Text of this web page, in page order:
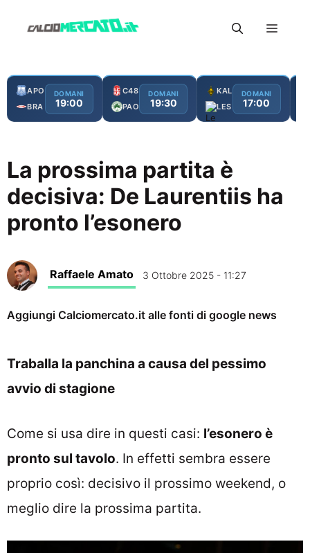
Menu
APO
BRA
DOMANI
19:00
C48
PAO
DOMANI
19:30
KAL
LES
DOMANI
17:00
La prossima partita è
decisiva: De Laurentiis ha
pronto l’esonero
Raffaele Amato 3 Ottobre 2025 - 11:27
Aggiungi Calciomercato.it alle fonti di google news
Traballa la panchina a causa del pessimo
avvio di stagione
Come si usa dire in questi casi: l’esonero è
pronto sul tavolo. In effetti sembra essere
proprio così: decisivo il prossimo weekend, o
meglio dire la prossima partita.